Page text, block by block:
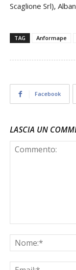
Scaglione Srl),
TAG Anformape
Facebook
LASCIA UN